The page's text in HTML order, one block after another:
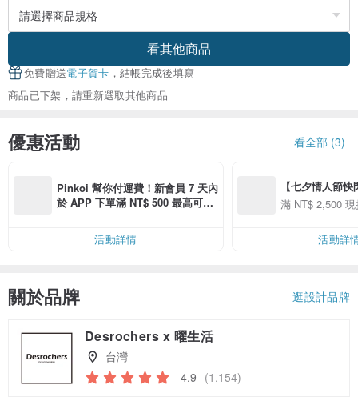
看其他商品
免費贈送電子賀卡 ，結帳完成後填寫
商品已下架，請重新選取其他商品
優惠活動 看全部 (3)
Pinkoi 幫你付運費！新會員 7 天內
於 APP 下單滿 NT$ 500 最高可折
活動詳情
【七夕情人節
用 APP 購買任
00 現折 NT$100
滿 NT$ 2,500
活動詳
關於品牌 逛設計品牌
Desrochers x 曜生活
台灣
4.9 (1,154)